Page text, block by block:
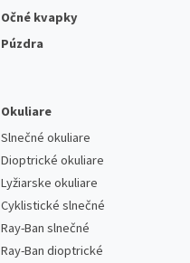
Očné kvapky
Púzdra
Okuliare
Slnečné okuliare
Dioptrické okuliare
Lyžiarske okuliare
Cyklistické slnečné
Ray-Ban slnečné
Ray-Ban dioptrické